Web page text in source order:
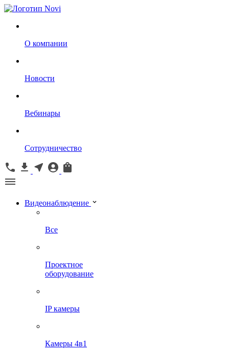
О компании
Новости
Вебинары
Сотрудничество
Видеонаблюдение
Все
Проектное
оборудование
IP камеры
Камеры 4в1